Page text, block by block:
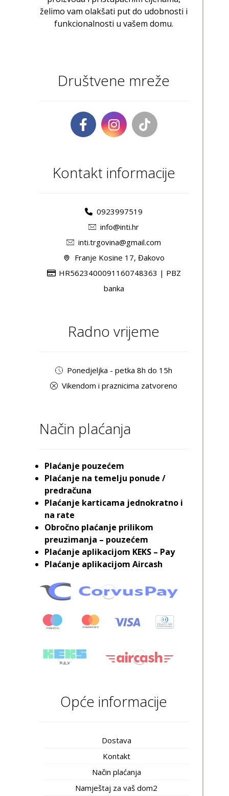
želimo vam olakšati put do udobnosti i
funkcionalnosti u vašem domu.
Društvene mreže
Kontakt informacije
0923997519
info@inti.hr
inti.trgovina@gmail.com
Franje Kosine 17, Đakovo
HR5623400091160748363 | PBZ
banka
Radno vrijeme
Ponedjeljka - petka 8h do 15h
Vikendom i praznicima zatvoreno
Način plaćanja
Plaćanje pouzećem
Plaćanje na temelju ponude /
predračuna
Plaćanje karticama jednokratno i
na rate
Obročno plaćanje prilikom
preuzimanja – pouzećem
Plaćanje aplikacijom KEKS – Pay
Plaćanje aplikacijom Aircash
Opće informacije
Dostava
Kontakt
Način plaćanja
Namještaj za vaš dom2